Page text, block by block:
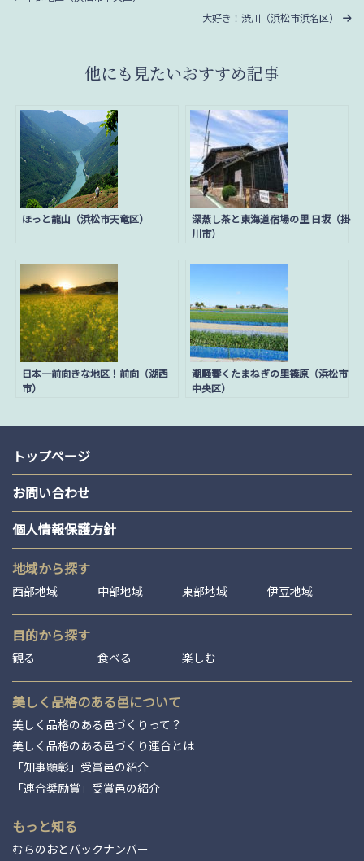
ナ
ー
シ
ョ
ン
投
次
大好き！渋川（浜松市浜名区）
他にも見たいおすすめ記事
ほっと龍山（浜松市天竜区）
深蒸し茶と東海道宿場の里 日坂（掛
川市）
日本一前向きな地区！前向（湖西
市）
潮騒響くたまねぎの里篠原（浜松市
中央区）
トップページ
お問い合わせ
個人情報保護方針
地域から探す
西部地域 中部地域 東部地域 伊豆地域
目的から探す
観る 食べる 楽しむ
美しく品格のある邑について
美しく品格のある邑づくりって？
美しく品格のある邑づくり連合とは
「知事顕彰」受賞邑の紹介
「連合奨励賞」受賞邑の紹介
もっと知る
むらのおとバックナンバー